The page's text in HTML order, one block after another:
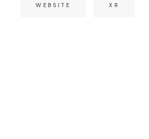
WEBSITE XR